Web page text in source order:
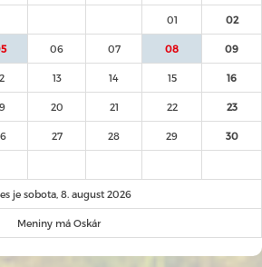
01 02
06 07 08 09
13 14 15 16
20 21 22 23
27 28 29 30
je sobota, 8. august 2026
Meniny má Oskár